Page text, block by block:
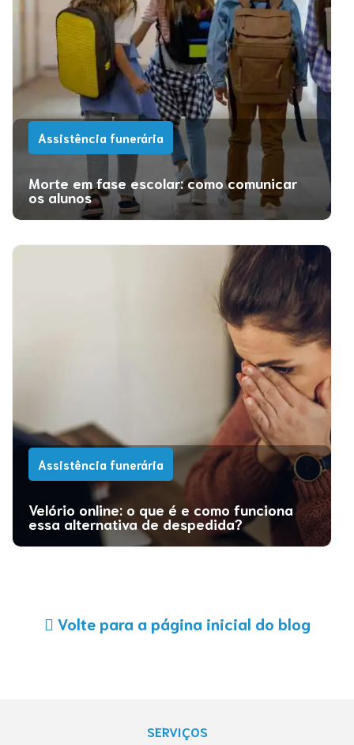
Assistência funerária
Morte em fase escolar: como comunicar
os alunos
Assistência funerária
Velório online: o que é e como funciona
essa alternativa de despedida?
Volte para a página inicial do blog
SERVIÇOS